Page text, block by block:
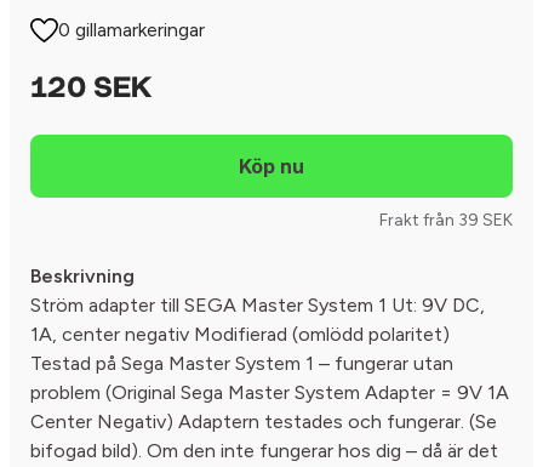
0 gillamarkeringar
120 SEK
Frakt från 39 SEK
Beskrivning
Ström adapter till SEGA Master System 1 Ut: 9V DC,
1A, center negativ Modifierad (omlödd polaritet)
Testad på Sega Master System 1 – fungerar utan
problem (Original Sega Master System Adapter = 9V 1A
Center Negativ) Adaptern testades och fungerar. (Se
bifogad bild). Om den inte fungerar hos dig – då är det